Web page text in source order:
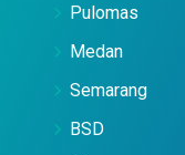
Pulomas
Medan
Semarang
BSD